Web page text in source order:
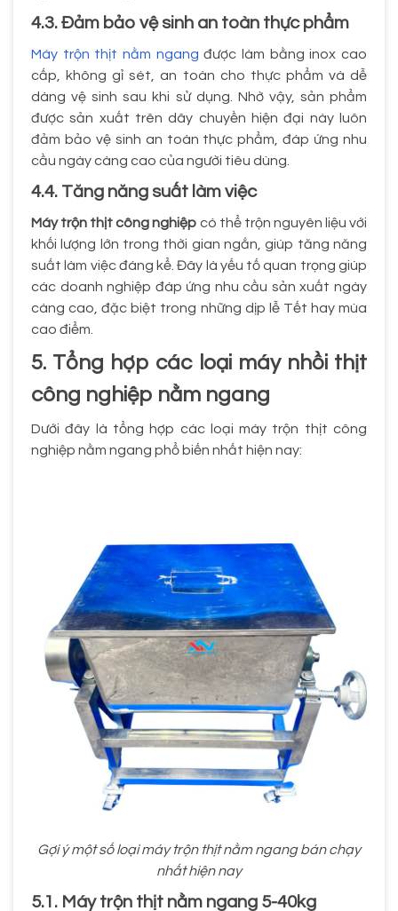
4.3. Đảm bảo vệ sinh an toàn thực phẩm
Máy trộn thịt nằm ngang được làm bằng inox cao
cấp, không gỉ sét, an toàn cho thực phẩm và dễ
dàng vệ sinh sau khi sử dụng. Nhờ vậy, sản phẩm
được sản xuất trên dây chuyền hiện đại này luôn
đảm bảo vệ sinh an toàn thực phẩm, đáp ứng nhu
cầu ngày càng cao của người tiêu dùng.
4.4. Tăng năng suất làm việc
Máy trộn thịt công nghiệp có thể trộn nguyên liệu với
khối lượng lớn trong thời gian ngắn, giúp tăng năng
suất làm việc đáng kể. Đây là yếu tố quan trọng giúp
các doanh nghiệp đáp ứng nhu cầu sản xuất ngày
càng cao, đặc biệt trong những dịp lễ Tết hay mùa
cao điểm.
5. Tổng hợp các loại máy nhồi thịt
công nghiệp nằm ngang
Dưới đây là tổng hợp các loại máy trộn thịt công
nghiệp nằm ngang phổ biến nhất hiện nay:
Gợi ý một số loại máy trộn thịt nằm ngang bán chạy
nhất hiện nay
5.1. Máy trộn thịt nằm ngang 5-40kg